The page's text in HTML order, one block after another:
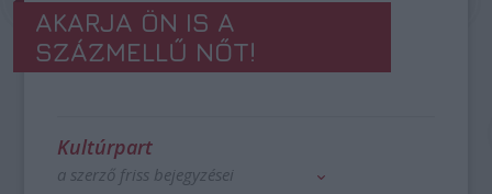
AKARJA ÖN IS A
SZÁZMELLŰ NŐT!
Kultúrpart
a szerző friss bejegyzései